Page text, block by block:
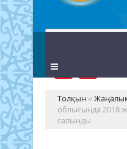
Толқын »
облысында 2018
салынды